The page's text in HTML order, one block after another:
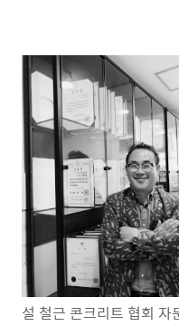
설 철근 콘크리트 협회 자